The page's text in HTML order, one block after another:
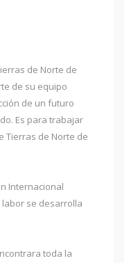
de Norte de
de su equipo
de un futuro
Es para trabajar
Tierras de Norte de
Internacional
labor se desarrolla
toda la